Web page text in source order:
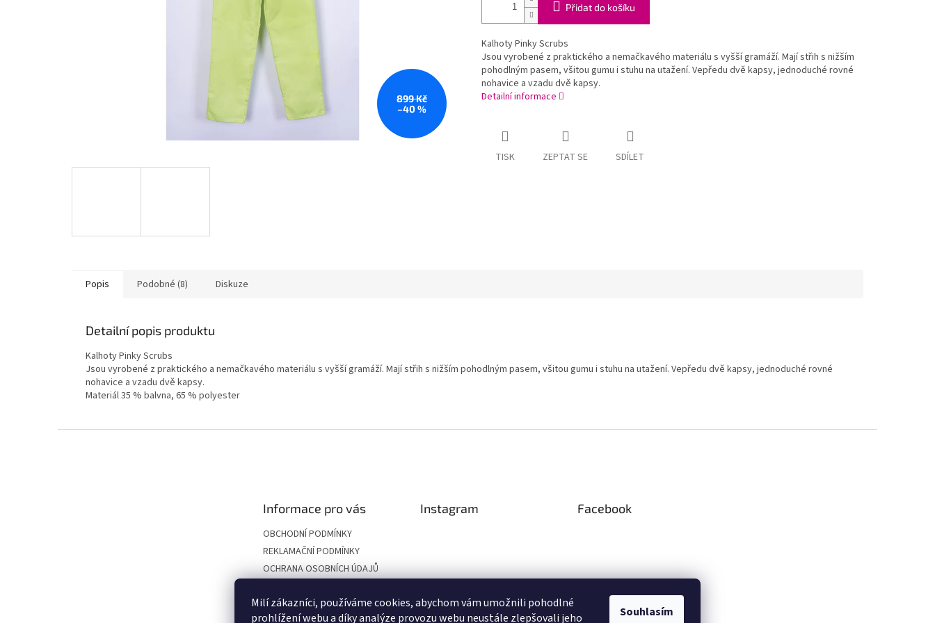
Milí zákazníci, používáme cookies, abychom vám umožnili pohodlné
prohlížení webu a díky analýze provozu webu neustále zlepšovali jeho
Souhlasím
899 Kč
–40 %
Přidat do košíku
Kalhoty Pinky Scrubs
Jsou vyrobené z praktického a nemačkavého materiálu s vyšší gramáží. Mají střih s nižším
pohodlným pasem, všitou gumu i stuhu na utažení. Vepředu dvě kapsy, jednoduché rovné
nohavice a vzadu dvě kapsy.
Detailní informace
TISK ZEPTAT SE SDÍLET
Popis Podobné (8) Diskuze
Detailní popis produktu
Kalhoty Pinky Scrubs
Jsou vyrobené z praktického a nemačkavého materiálu s vyšší gramáží. Mají střih s nižším pohodlným pasem, všitou gumu i stuhu na utažení. Vepředu dvě kapsy, jednoduché rovné
nohavice a vzadu dvě kapsy.
Materiál 35 % balvna, 65 % polyester
Informace pro vás
OBCHODNÍ PODMÍNKY
REKLAMAČNÍ PODMÍNKY
OCHRANA OSOBNÍCH ÚDAJŮ
VÝMĚNA A VRÁCENÍ ZBOŽÍ
Instagram Facebook